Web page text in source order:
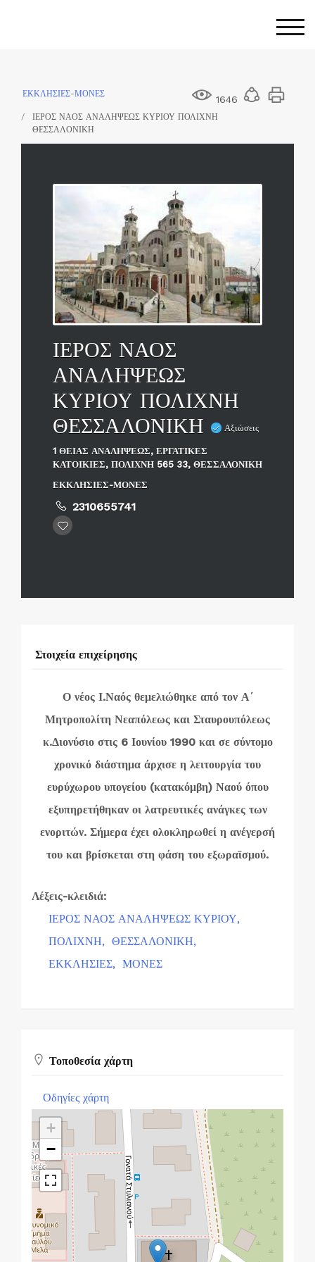
1646
ΕΚΚΛΗΣΙΕΣ-ΜΟΝΕΣ
ΙΕΡΟΣ ΝΑΟΣ ΑΝΑΛΗΨΕΩΣ ΚΥΡΙΟΥ ΠΟΛΙΧΝΗ
ΘΕΣΣΑΛΟΝΙΚΗ
ΙΕΡΟΣ ΝΑΟΣ
ΑΝΑΛΗΨΕΩΣ
ΚΥΡΙΟΥ ΠΟΛΙΧΝΗ
ΘΕΣΣΑΛΟΝΙΚΗ
Αξιώσεις
1 ΘΕΙΑΣ ΑΝΑΛΗΨΕΩΣ, ΕΡΓΑΤΙΚΕΣ
ΚΑΤΟΙΚΙΕΣ, ΠΟΛΙΧΝΗ 565 33, ΘΕΣΣΑΛΟΝΙΚΗ
ΕΚΚΛΗΣΙΕΣ-ΜΟΝΕΣ
2310655741
Στοιχεία επιχείρησης
Ο νέος Ι.Ναός θεμελιώθηκε από τον Α΄
Μητροπολίτη Νεαπόλεως και Σταυρουπόλεως
κ.Διονύσιο στις 6 Ιουνίου 1990 και σε σύντομο
χρονικό διάστημα άρχισε η λειτουργία του
ευρύχωρου υπογείου (κατακόμβη) Ναού όπου
εξυπηρετήθηκαν οι λατρευτικές ανάγκες των
ενοριτών. Σήμερα έχει ολοκληρωθεί η ανέγερσή
του και βρίσκεται στη φάση του εξωραϊσμού.
Λέξεις-κλειδιά:
ΙΕΡΟΣ ΝΑΟΣ ΑΝΑΛΗΨΕΩΣ ΚΥΡΙΟΥ,
ΠΟΛΙΧΝΗ, ΘΕΣΣΑΛΟΝΙΚΗ,
ΕΚΚΛΗΣΙΕΣ, ΜΟΝΕΣ
Τοποθεσία χάρτη
Οδηγίες χάρτη
+
−